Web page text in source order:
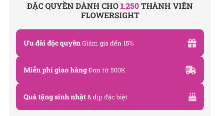
ĐẶC QUYỀN DÀNH CHO1.250THÀNH VIÊN
FLOWERSIGHT
Ưu đãi độc quyềnGiảm giá đến 15%
Miễn phí giao hàngĐơn từ 500K
Quà tặng sinh nhật& dịp đặc biệt